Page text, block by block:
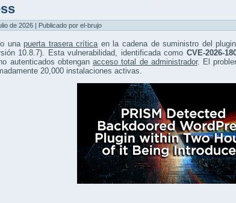
de 2026 | Publicado por el-brujo
unapuerta trasera crítica en la cadena de suministro del
10.8.7). Esta vulnerabilidad, identificada como CVE-2026-
autenticados obtenganacceso total de administrador. El
20,000 instalaciones activas.